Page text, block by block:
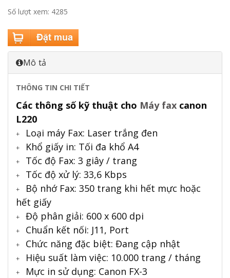
Số lượt xem: 4285
Mô tả
THÔNG TIN CHI TIẾT
Các thông số kỹ thuật cho Máy fax canon
L220
+ Loại máy Fax: Laser trắng đen
+ Khổ giấy in: Tối đa khổ A4
+ Tốc độ Fax: 3 giây / trang
+ Tốc độ xử lý: 33,6 Kbps
+ Bộ nhớ Fax: 350 trang khi hết mực hoặc
hết giấy
+ Độ phân giải: 600 x 600 dpi
+ Chuẩn kết nối: J11, Port
+ Chức năng đặc biệt: Đang cập nhật
+ Hiệu suất làm việc: 10.000 trang / tháng
+ Mực in sử dụng: Canon FX-3